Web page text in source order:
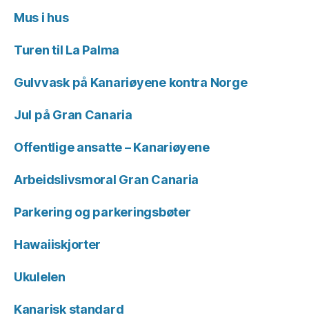
Mus i hus
Turen til La Palma
Gulvvask på Kanariøyene kontra Norge
Jul på Gran Canaria
Offentlige ansatte – Kanariøyene
Arbeidslivsmoral Gran Canaria
Parkering og parkeringsbøter
Hawaiiskjorter
Ukulelen
Kanarisk standard